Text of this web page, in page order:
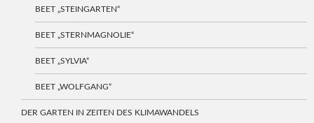
BEET „STEINGARTEN“
BEET „STERNMAGNOLIE“
BEET „SYLVIA“
BEET „WOLFGANG“
DER GARTEN IN ZEITEN DES KLIMAWANDELS